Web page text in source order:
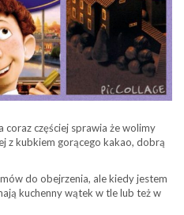
coraz częściej sprawia że wolimy
z kubkiem gorącego kakao, dobrą
do obejrzenia, ale kiedy jestem
kuchenny wątek w tle lub też w